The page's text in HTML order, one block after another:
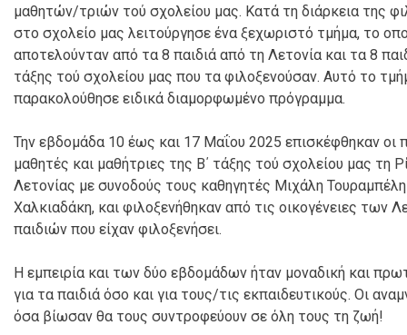
μαθητών/τριών τού σχολείου μας. Κατά τη διάρκεια της
στο σχολείο μας λειτούργησε ένα ξεχωριστό τμήμα, το
αποτελούνταν από τα 8 παιδιά από τη Λετονία και τα 8
τάξης τού σχολείου μας που τα φιλοξενούσαν. Αυτό το
παρακολούθησε ειδικά διαμορφωμένο πρόγραμμα.
Την εβδομάδα 10 έως και 17 Μαΐου 2025 επισκέφθηκαν οι
μαθητές και μαθήτριες της Β΄ τάξης τού σχολείου μας τη
Λετονίας με συνοδούς τους καθηγητές Μιχάλη Τουραμπέλη
Χαλκιαδάκη, και φιλοξενήθηκαν από τις οικογένειες των
παιδιών που είχαν φιλοξενήσει.
Η εμπειρία και των δύο εβδομάδων ήταν μοναδική και
για τα παιδιά όσο και για τους/τις εκπαιδευτικούς. Οι
όσα βίωσαν θα τους συντροφεύουν σε όλη τους τη ζωή!